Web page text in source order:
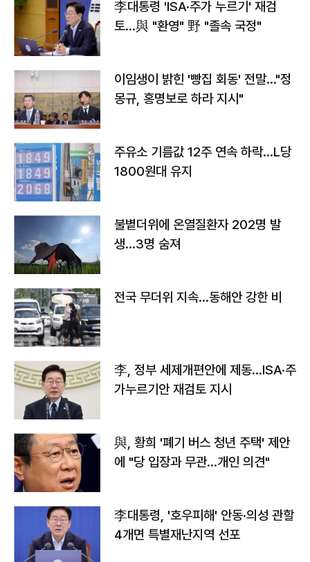
李대통령 'ISA·주가 누르기' 재검
토…與 "환영" 野 "졸속 국정"
이임생이 밝힌 '빵집 회동' 전말…"정
몽규, 홍명보로 하라 지시"
주유소 기름값 12주 연속 하락…L당
1800원대 유지
불볕더위에 온열질환자 202명 발
생…3명 숨져
전국 무더위 지속…동해안 강한 비
李, 정부 세제개편안에 제동…ISA·주
가누르기안 재검토 지시
與, 황희 '폐기 버스 청년 주택' 제안
에 "당 입장과 무관…개인 의견"
李대통령, '호우피해' 안동·의성 관할
4개면 특별재난지역 선포